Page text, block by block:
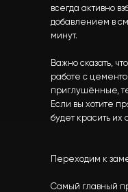
всегда активно
добавлением в
минут.
Важно сказать,
работе с
приглушённые,
Если вы хотите
будет красить их
Переходим к
Самый главный